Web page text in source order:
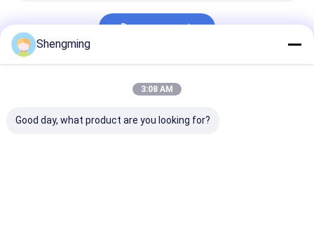
Automatische Seamer Machine
Het Voorvormen van de huisdierenfles
Doorgaan
Shengming
3:08 AM
Good day, what product are you looking for?